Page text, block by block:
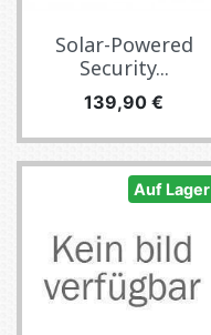
Solar-Powered
Security...
Preis
139,90 €
Auf Lager